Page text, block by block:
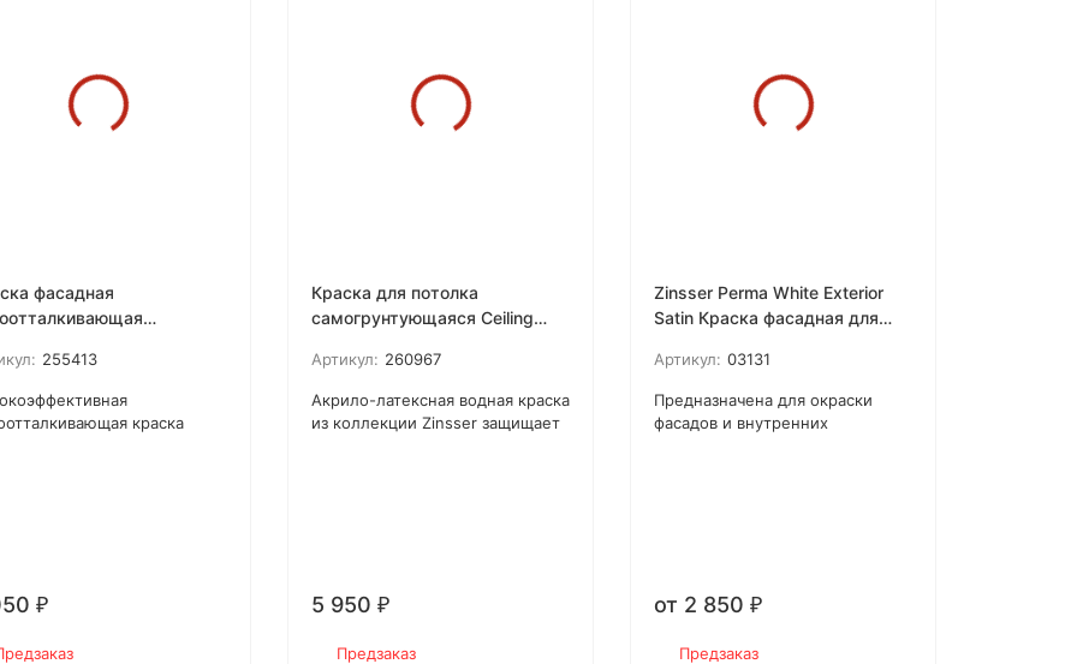
фасадная
255413
краска
₽
Краска для потолка
самогрунтующаяся Ceiling
Артикул: 260967
Акрило-латексная водная краска
из коллекции Zinsser защищает
5 950 ₽
Предзаказ
Zinsser Perma White Exterior
Satin Краска фасадная для
самогрунтующаяся
Артикул: 03131
Предназначена для окраски
фасадов и внутренних
от 2 850 ₽
Предзаказ